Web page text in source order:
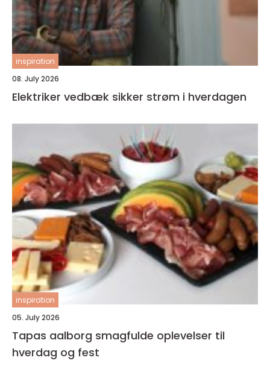
inspiration
08. July 2026
Elektriker vedbæk sikker strøm i hverdagen
inspiration
05. July 2026
Tapas aalborg smagfulde oplevelser til
hverdag og fest